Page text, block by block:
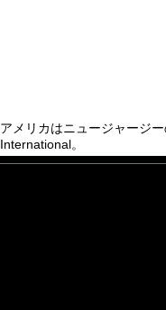
アメリカはニュージャージ
International。